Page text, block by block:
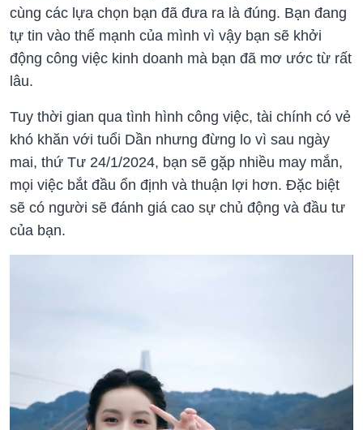
cùng các lựa chọn bạn đã đưa ra là đúng. Bạn đang
tự tin vào thế mạnh của mình vì vậy bạn sẽ khởi
động công việc kinh doanh mà bạn đã mơ ước từ rất
lâu.
Tuy thời gian qua tình hình công việc, tài chính có vẻ
khó khăn với tuổi Dần nhưng đừng lo vì sau ngày
mai, thứ Tư 24/1/2024, bạn sẽ gặp nhiều may mắn,
mọi việc bắt đầu ổn định và thuận lợi hơn. Đặc biệt
sẽ có người sẽ đánh giá cao sự chủ động và đầu tư
của bạn.